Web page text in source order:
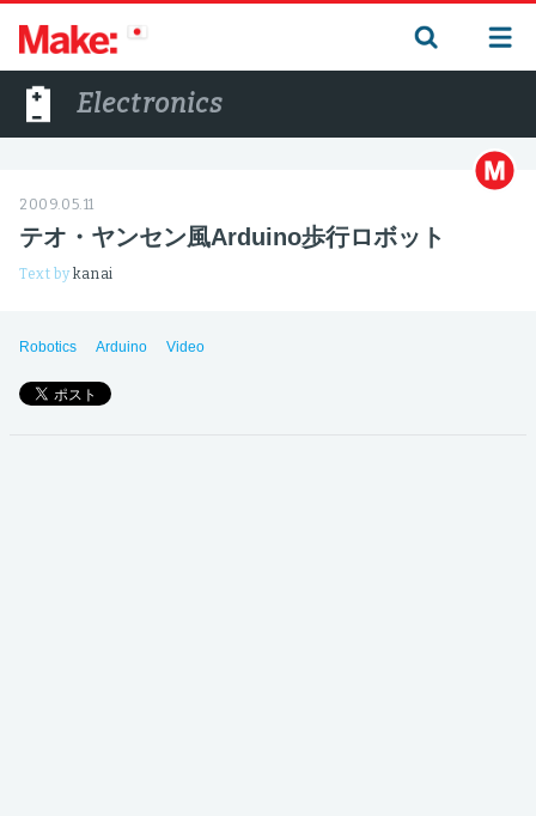
Electronics
2009.05.11
テオ・ヤンセン風Arduino歩行ロボット
Text bykanai
Robotics Arduino Video